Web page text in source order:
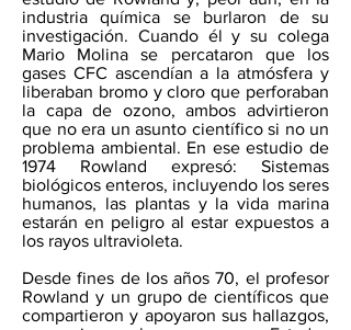
industria química se burlaron de su
investigación. Cuando él y su colega
Mario Molina se percataron que los
gases CFC ascendían a la atmósfera y
liberaban bromo y cloro que perforaban
la capa de ozono, ambos advirtieron
que no era un asunto científico si no un
problema ambiental. En ese estudio de
1974 Rowland expresó: Sistemas
biológicos enteros, incluyendo los seres
humanos, las plantas y la vida marina
estarán en peligro al estar expuestos a
los rayos ultravioleta.
Desde fines de los años 70, el profesor
Rowland y un grupo de científicos que
compartieron y apoyaron sus hallazgos,